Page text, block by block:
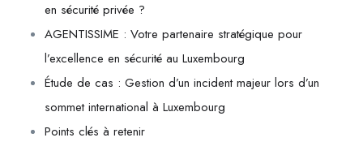
en sécurité privée ?
AGENTISSIME : Votre partenaire stratégique pour
l’excellence en sécurité au Luxembourg
Étude de cas : Gestion d’un incident majeur lors d’un
sommet international à Luxembourg
Points clés à retenir